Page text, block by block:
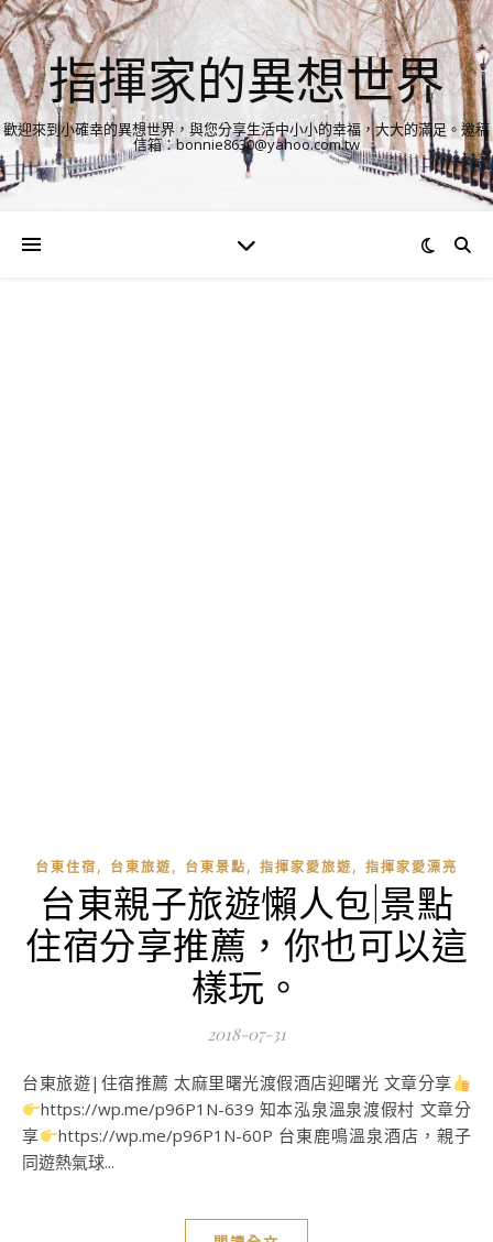
指揮家的異想世界
歡迎來到小確幸的異想世界，與您分享生活中小小的幸福，大大的滿足。邀稿
信箱：bonnie8630@yahoo.com.tw
台東住宿, 台東旅遊, 台東景點, 指揮家愛旅遊, 指揮家愛漂亮
台東親子旅遊懶人包|景點
住宿分享推薦，你也可以這
樣玩。
2018-07-31
台東旅遊|住宿推薦 太麻里曙光渡假酒店迎曙光 文章分享
https://wp.me/p96P1N-639 知本泓泉溫泉渡假村 文章分
享
https://wp.me/p96P1N-60P 台東鹿鳴溫泉酒店，親子
同遊熱氣球...